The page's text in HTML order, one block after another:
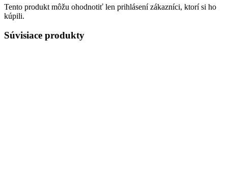
Tento produkt môžu ohodnotiť len prihlásení zákazníci, ktorí si ho
kúpili.
Súvisiace produkty